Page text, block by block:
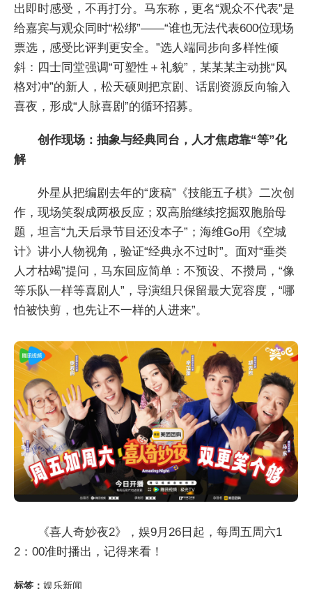
出即时感受，不再打分。马东称，更名“观众不代表”是
给嘉宾与观众同时“松绑”——“谁也无法代表600位现场
票选，感受比评判更安全。”选人端同步向多样性倾
斜：四士同堂强调“可塑性＋礼貌”，某某某主动挑“风
格对冲”的新人，松天硕则把京剧、话剧资源反向输入
喜夜，形成“人脉喜剧”的循环招募。
创作现场：抽象与经典同台，人才焦虑靠“等”化
解
外星从把编剧去年的“废稿”《技能五子棋》二次创
作，现场笑裂成两极反应；双高胎继续挖掘双胞胎母
题，坦言“九天后录节目还没本子”；海维Go用《空城
计》讲小人物视角，验证“经典永不过时”。面对“垂类
人才枯竭”提问，马东回应简单：不预设、不攒局，“像
等乐队一样等喜剧人”，导演组只保留最大宽容度，“哪
怕被快剪，也先让不一样的人进来”。
《喜人奇妙夜2》，娱9月26日起，每周五周六1
2：00准时播出，记得来看！
标签： 娱乐新闻